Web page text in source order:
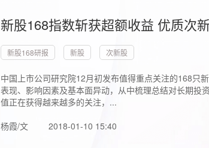
新股168指数斩获超额收益 优质次
新股168研报 新股 次新股
中国上市公司研究院12月初发布值得重点关注的168只
表现、影响因素及基本面异动，从中梳理总结对长期
值正在获得越来越多的关注，...
杨霞/文
2018-01-10 15:40